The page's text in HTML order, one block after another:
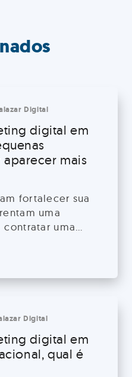
Digital
digital em
mais
fortalecer sua
uma
uma
investimento e
entre essas
para tomar a
ao seu […]
Digital
digital em
qual é